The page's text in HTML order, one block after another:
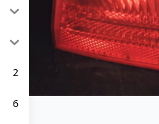
2
6